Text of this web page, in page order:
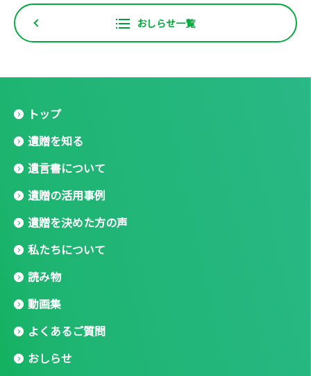
おしらせ一覧
トップ
遺贈を知る
遺言書について
遺贈の活用事例
遺贈を決めた方の声
私たちについて
読み物
動画集
よくあるご質問
おしらせ